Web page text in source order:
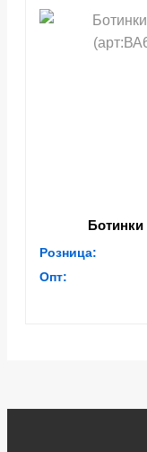
Розница:
Опт: